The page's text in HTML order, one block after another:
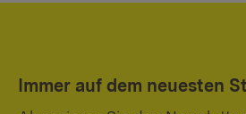
Immer auf dem neuesten